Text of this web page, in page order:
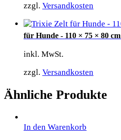
zzgl. Versandkosten
für Hunde - 110 × 75 × 80 cm
inkl. MwSt.
zzgl. Versandkosten
Ähnliche Produkte
In den Warenkorb